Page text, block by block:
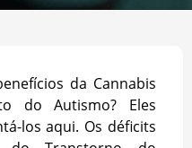
da Cannabis
do Autismo? Eles
los aqui. Os déficits